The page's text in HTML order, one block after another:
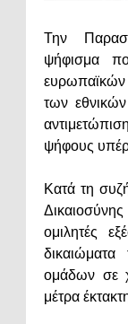
Την
ψήφισμα
των
ψήφους
Κατά τη
ομιλητές
ομάδων σε
μέτρα